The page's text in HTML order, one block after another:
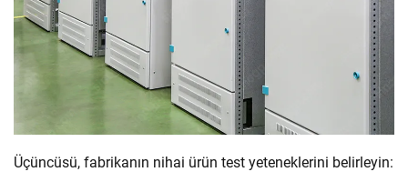
Üçüncüsü, fabrikanın nihai ürün test yeteneklerini belirleyin: